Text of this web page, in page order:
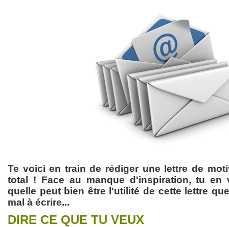
Te voici en train de rédiger une lettre de
total ! Face au manque d'inspiration, tu en
quelle peut bien être l'utilité de cette lettre
mal à écrire...
DIRE CE QUE TU VEUX